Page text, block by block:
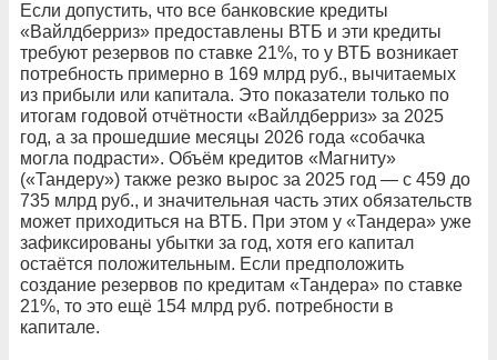
Если допустить, что все банковские кредиты
«Вайлдберриз» предоставлены ВТБ и эти кредиты
требуют резервов по ставке 21%, то у ВТБ возникает
потребность примерно в 169 млрд руб., вычитаемых
из прибыли или капитала. Это показатели только по
итогам годовой отчётности «Вайлдберриз» за 2025
год, а за прошедшие месяцы 2026 года «собачка
могла подрасти». Объём кредитов «Магниту»
(«Тандеру») также резко вырос за 2025 год — с 459 до
735 млрд руб., и значительная часть этих обязательств
может приходиться на ВТБ. При этом у «Тандера» уже
зафиксированы убытки за год, хотя его капитал
остаётся положительным. Если предположить
создание резервов по кредитам «Тандера» по ставке
21%, то это ещё 154 млрд руб. потребности в
капитале.